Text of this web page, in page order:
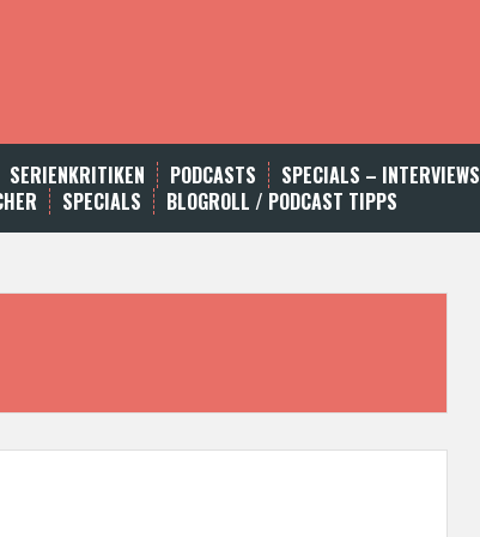
SERIENKRITIKEN PODCASTS SPECIALS – INTERVIEWS
SPECIALS BLOGROLL / PODCAST TIPPS